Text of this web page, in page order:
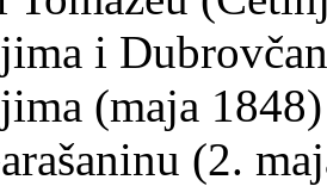
i
(maja 1848)
(2.